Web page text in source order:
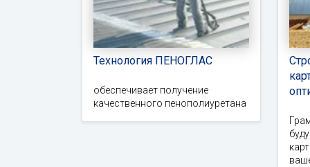
Технология ПЕНОГЛАС
обеспечивает получение
качественного пенополиуретана